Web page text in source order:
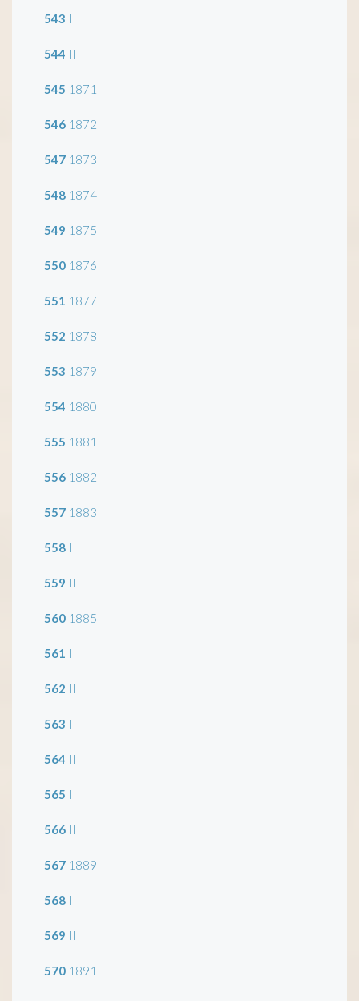
543 I
544 II
545 1871
546 1872
547 1873
548 1874
549 1875
550 1876
551 1877
552 1878
553 1879
554 1880
555 1881
556 1882
557 1883
558 I
559 II
560 1885
561 I
562 II
563 I
564 II
565 I
566 II
567 1889
568 I
569 II
570 1891